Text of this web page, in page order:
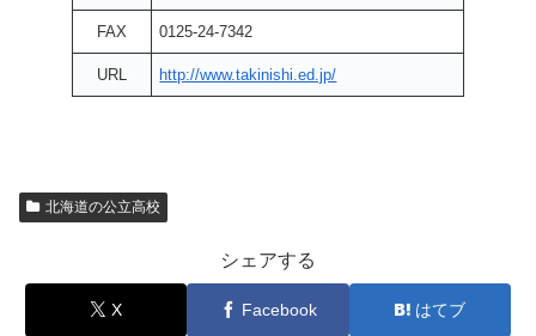
FAX 0125-24-7342
URL http://www.takinishi.ed.jp/
北海道の公立高校
シェアする
X Facebook はてブ